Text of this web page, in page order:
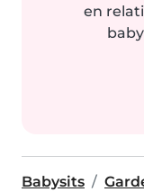
en
Babysits